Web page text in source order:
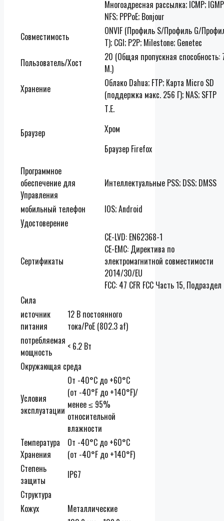
Многоадресная рассылка; ICMP;
NFS; PPPoE; Bonjour
Совместимость
ONVIF (Профиль S/Профиль G/
T); CGI; P2P; Milestone; Genetec
Пользователь/Хост
20 (Общая пропускная способность:
М.)
Хранение
Облако Dahua; FTP; Карта Micro SD
(поддержка макс. 256 Г); NAS; SFTP
Браузер
Т.Е.
Хром
Браузер Firefox
Программное
обеспечение для
Управления
Интеллектуальные PSS; DSS; DMSS
мобильный телефон
IOS; Android
Удостоверение
Сертификаты
CE-LVD: EN62368-1
CE-EMC: Директива по
электромагнитной совместимости
2014/30/EU
FCC: 47 CFR FCC Часть 15, Подраздел
Сила
источник
питания
12 В постоянного
тока/PoE (802.3 af)
потребляемая
мощность
< 6.2 Вт
Окружающая среда
Условия
эксплуатации
От -40°C до +60°C
(от -40°F до +140°F)/
менее ≤ 95%
относительной
влажности
Температура
Хранения
От -40°C до +60°C
(от -40°F до +140°F)
Степень
защиты
IP67
Структура
Кожух
Металлические